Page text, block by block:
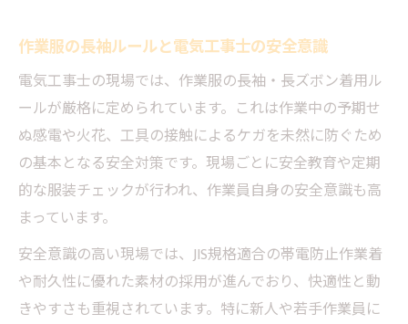
作業服の長袖ルールと電気工事士の安全意識
電気工事士の現場では、作業服の長袖・長ズボン着用ル
ールが厳格に定められています。これは作業中の予期せ
ぬ感電や火花、工具の接触によるケガを未然に防ぐため
の基本となる安全対策です。現場ごとに安全教育や定期
的な服装チェックが行われ、作業員自身の安全意識も高
まっています。
安全意識の高い現場では、JIS規格適合の帯電防止作業着
や耐久性に優れた素材の採用が進んでおり、快適性と動
きやすさも重視されています。特に新人や若手作業員に